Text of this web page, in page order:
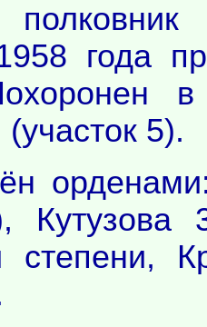
года
(участок 5).
Кутузова
степени,